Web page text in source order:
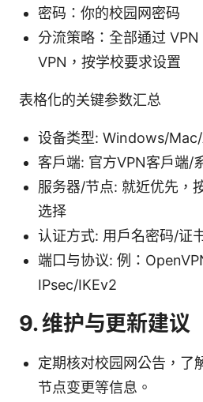
密码：你的校园网密码
分流策略：全部通过
VPN，按学校要求设置
表格化的关键参数汇总
设备类型: Windows/
客户端: 官方VPN客户端/
服务器/节点: 就近优先，
选择
认证方式: 用户名密码/证
端口与协议: 例：
IPsec/IKEv2
9. 维护与更新建议
定期核对校园网公告，了
节点变更等信息。